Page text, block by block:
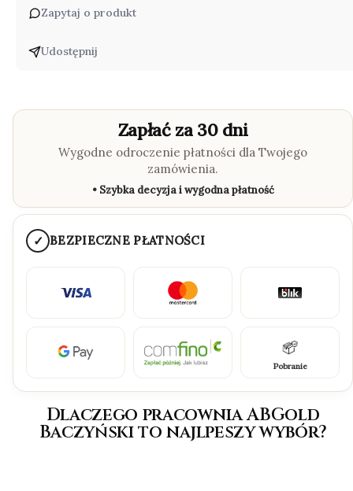
Zapytaj o produkt
Udostępnij
Zapłać za 30 dni
Wygodne odroczenie płatności dla Twojego
zamówienia.
• Szybka decyzja i wygodna płatność
✓ BEZPIECZNE PŁATNOŚCI
Pobranie
Dlaczego pracownia ABGold
Baczyński to najlpeszy wybór?